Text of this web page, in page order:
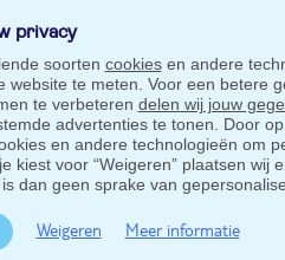
privacy
soorten cookiesen andere
website te meten. Voor een betere
te verbeteren delen wij jouw
advertenties te tonen. Door
en andere technologieën om
je kiest voor “Weigeren” plaatsen
dan geen sprake van
Weigeren Meer informatie